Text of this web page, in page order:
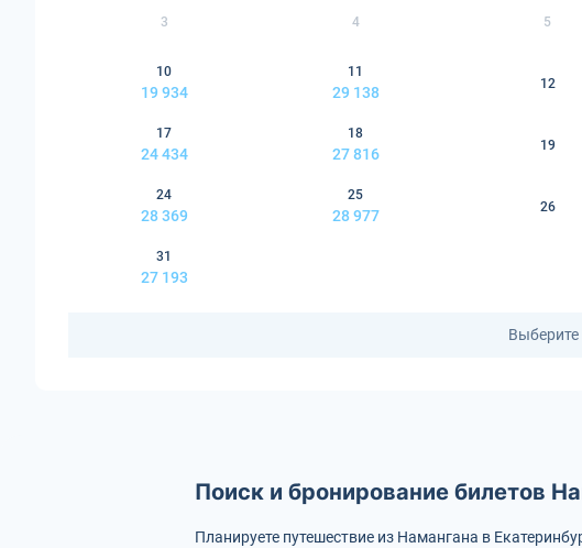
3 4 5
10
19 934
11
29 138
12
17
24 434
18
27 816
19
24
28 369
25
28 977
26
31
27 193
Выберите
Поиск и бронирование билетов
Планируете путешествие из Намангана в